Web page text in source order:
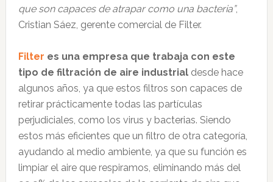
que son capaces de atrapar como una bacteria”,
Cristian Sáez, gerente comercial de Filter.
Filter es una empresa que trabaja con este
tipo de filtración de aire industrialdesde hace
algunos años, ya que estos filtros son capaces de
retirar prácticamente todas las partículas
perjudiciales, como los virus y bacterias. Siendo
estos más eficientes que un filtro de otra categoría,
ayudando al medio ambiente, ya que su función es
limpiar el aire que respiramos, eliminando más del